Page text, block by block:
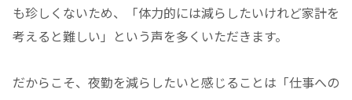
も珍しくないため、「体力的には減らしたいけれど家計を
考えると難しい」という声を多くいただきます。
だからこそ、夜勤を減らしたいと感じることは「仕事への